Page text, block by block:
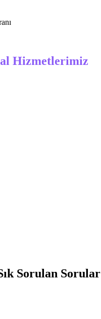
Hizmetlerimiz
Sorulan Sorular